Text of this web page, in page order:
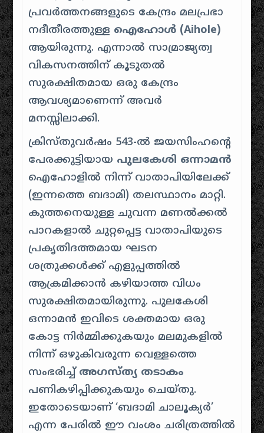
പ്രവർത്തനങ്ങളുടെ കേന്ദ്രം മലപ്രഭാ
നദീതീരത്തുള്ള ഐഹോൾ (Aihole)
ആയിരുന്നു. എന്നാൽ സാമ്രാജ്യത്വ
വികസനത്തിന് കൂടുതൽ
സുരക്ഷിതമായ ഒരു കേന്ദ്രം
ആവശ്യമാണെന്ന് അവർ
മനസ്സിലാക്കി.
ക്രിസ്തുവർഷം 543-ൽ ജയസിംഹന്റെ
പേരക്കുട്ടിയായ പുലകേശി ഒന്നാമൻ
ഐഹോളിൽ നിന്ന് വാതാപിയിലേക്ക്
(ഇന്നത്തെ ബദാമി) തലസ്ഥാനം മാറ്റി.
കുത്തനെയുള്ള ചുവന്ന മണൽക്കൽ
പാറകളാൽ ചുറ്റപ്പെട്ട വാതാപിയുടെ
പ്രകൃതിദത്തമായ ഘടന
ശത്രുക്കൾക്ക് എളുപ്പത്തിൽ
ആക്രമിക്കാൻ കഴിയാത്ത വിധം
സുരക്ഷിതമായിരുന്നു. പുലകേശി
ഒന്നാമൻ ഇവിടെ ശക്തമായ ഒരു
കോട്ട നിർമ്മിക്കുകയും മലമുകളിൽ
നിന്ന് ഒഴുകിവരുന്ന വെള്ളത്തെ
സംഭരിച്ച് അഗസ്ത്യ തടാകം
പണികഴിപ്പിക്കുകയും ചെയ്തു.
ഇതോടെയാണ് ‘ബദാമി ചാലൂക്യർ’
എന്ന പേരിൽ ഈ വംശം ചരിത്രത്തിൽ